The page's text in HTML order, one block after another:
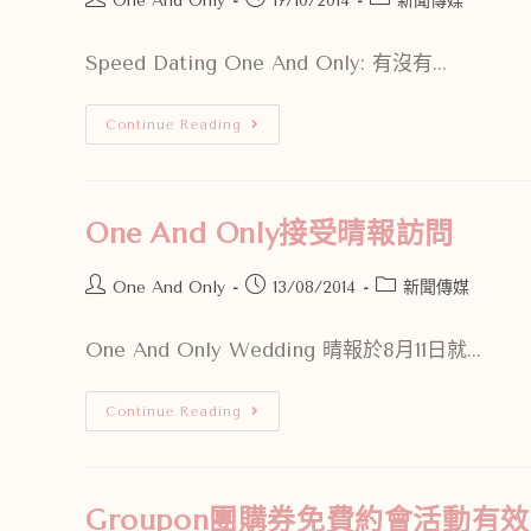
Speed Dating One And Only: 有沒有...
Continue Reading
One And Only接受晴報訪問
One And Only 13/08/2014 新聞傳媒
One And Only Wedding 晴報於8月11日就...
Continue Reading
Groupon團購券免費約會活動有